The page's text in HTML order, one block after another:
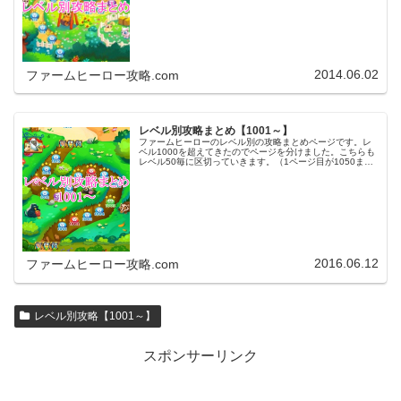
ファームヒーロー攻略.com 2014.06.02
レベル別攻略まとめ【1001～】
ファームヒーローのレベル別の攻略まとめページです。レ
ベル1000を超えてきたのでページを分けました。こちらも
レベル50毎に区切っていきます。（1ページ目が1050ま
ファームヒーロー攻略.com 2016.06.12
レベル別攻略【1001～】
スポンサーリンク